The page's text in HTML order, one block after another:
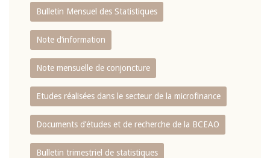
Bulletin Mensuel des Statistiques
Note d’information
Note mensuelle de conjoncture
Etudes réalisées dans le secteur de la microfinance
Documents d’études et de recherche de la BCEAO
Bulletin trimestriel de statistiques